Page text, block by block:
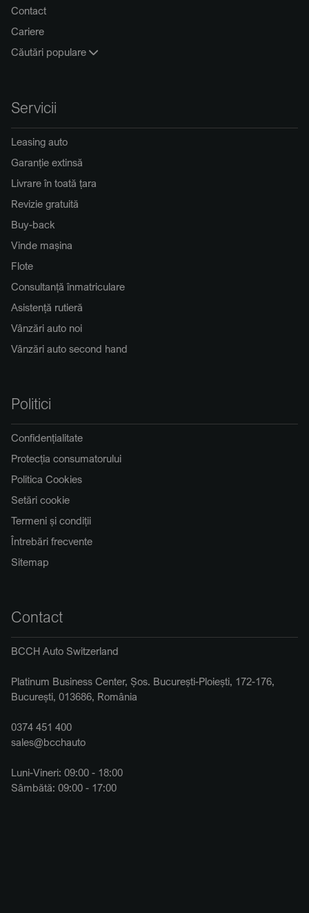
Contact
Cariere
Căutări populare
Servicii
Leasing auto
Garanție extinsă
Livrare în toată țara
Revizie gratuită
Buy-back
Vinde mașina
Flote
Consultanță înmatriculare
Asistență rutieră
Vânzări auto noi
Vânzări auto second hand
Politici
Confidențialitate
Protecția consumatorului
Politica Cookies
Setări cookie
Termeni și condiții
Întrebări frecvente
Sitemap
Contact
BCCH Auto Switzerland
Platinum Business Center, Șos. București-Ploiești, 172-176,
București, 013686, România
0374 451 400
sales@bcchauto
Luni-Vineri: 09:00 - 18:00
Sâmbătă: 09:00 - 17:00